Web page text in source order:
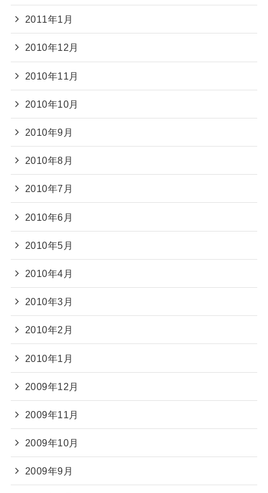
2011年1月
2010年12月
2010年11月
2010年10月
2010年9月
2010年8月
2010年7月
2010年6月
2010年5月
2010年4月
2010年3月
2010年2月
2010年1月
2009年12月
2009年11月
2009年10月
2009年9月